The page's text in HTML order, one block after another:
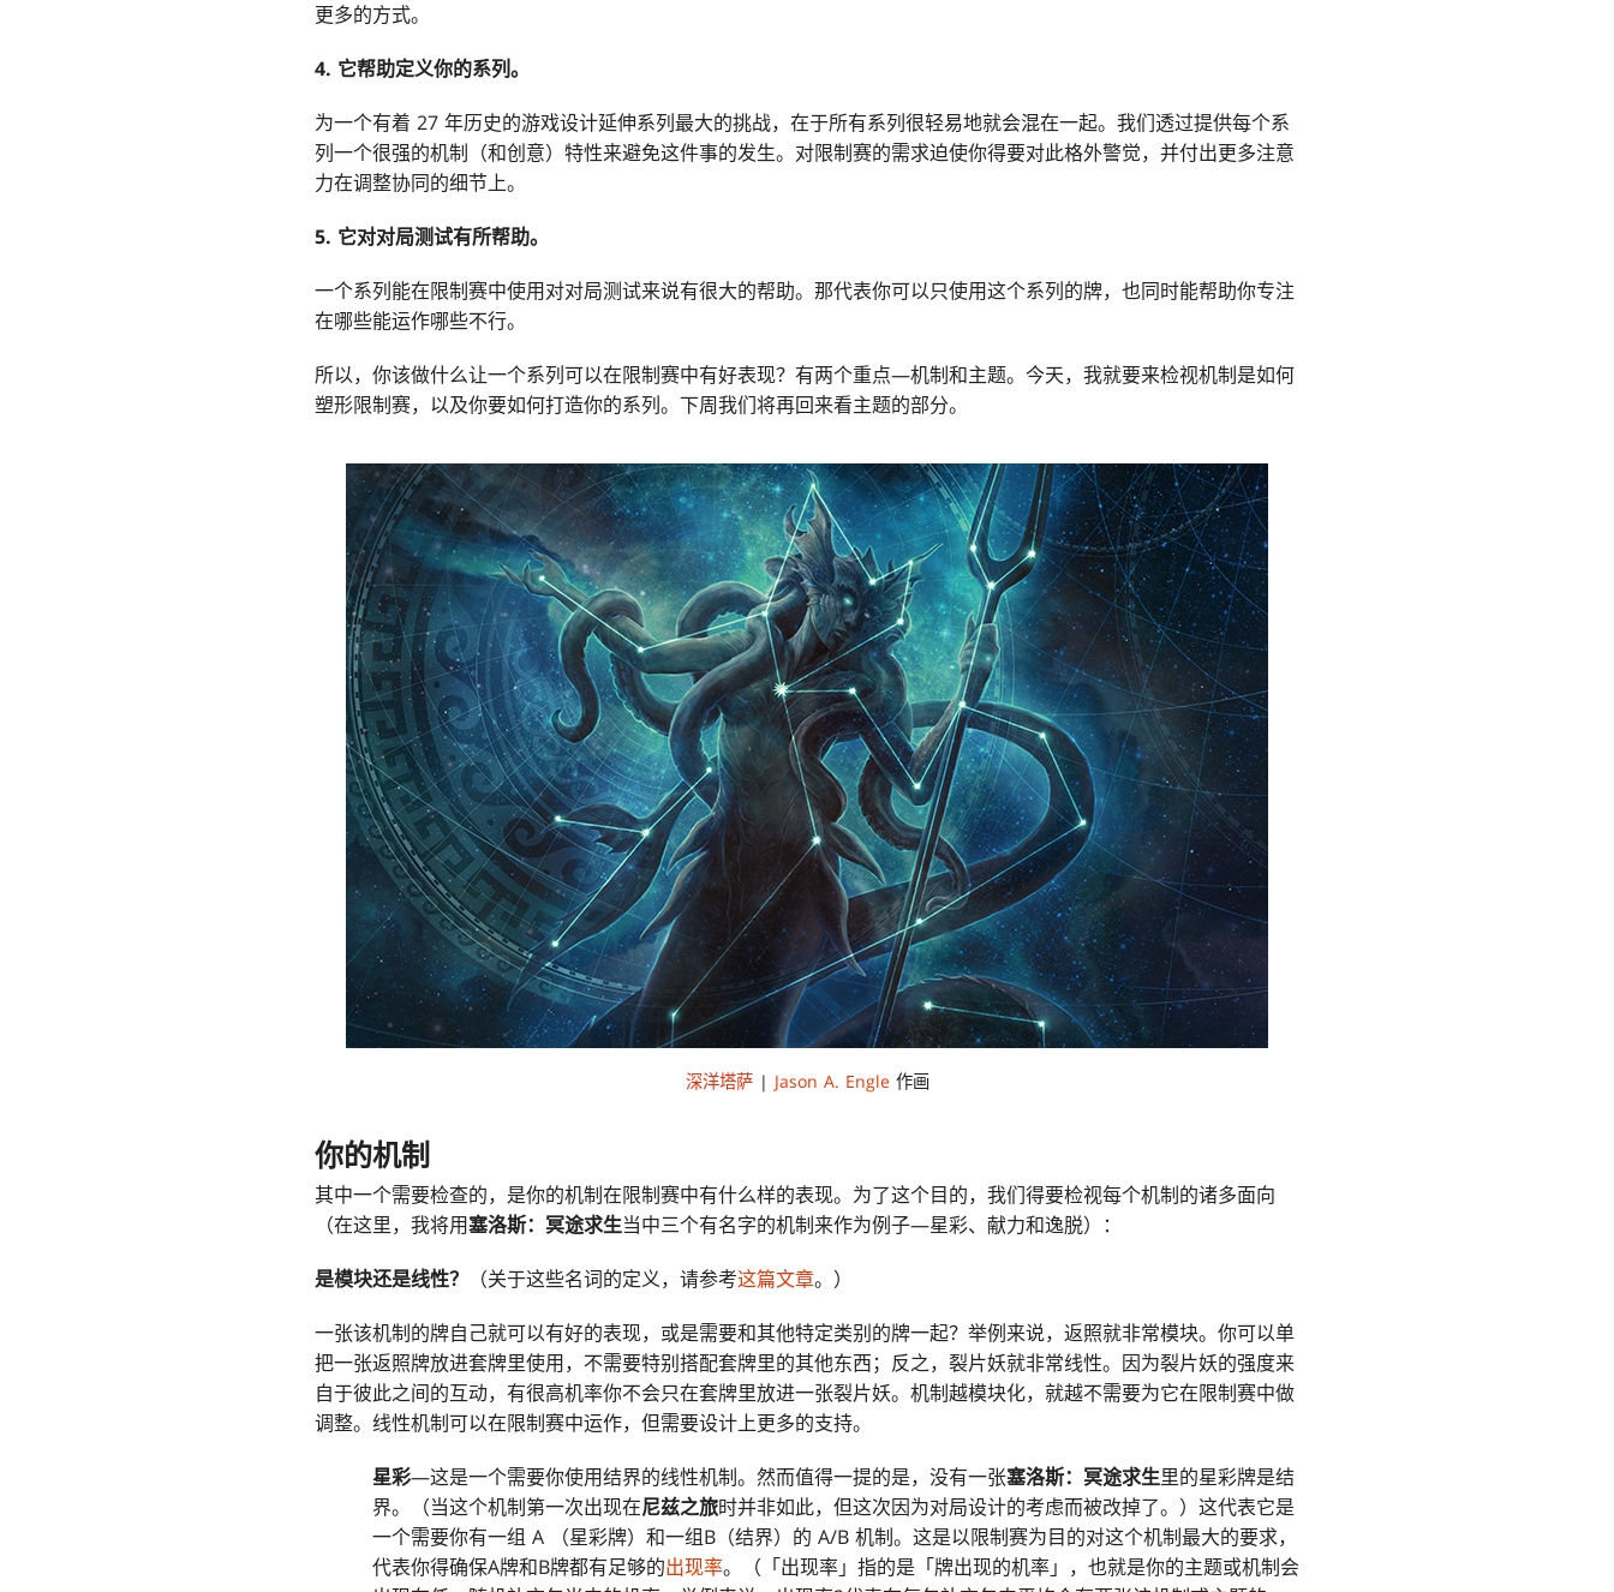
更多的方式。
4. 它帮助定义你的系列。
为一个有着 27 年历史的游戏设计延伸系列最大的挑战，在于所有系列很轻易地就会混在一起。我们透过提供每个系
列一个很强的机制（和创意）特性来避免这件事的发生。对限制赛的需求迫使你得要对此格外警觉，并付出更多注意
力在调整协同的细节上。
5. 它对对局测试有所帮助。
一个系列能在限制赛中使用对对局测试来说有很大的帮助。那代表你可以只使用这个系列的牌，也同时能帮助你专注
在哪些能运作哪些不行。
所以，你该做什么让一个系列可以在限制赛中有好表现？有两个重点—机制和主题。今天，我就要来检视机制是如何
塑形限制赛，以及你要如何打造你的系列。下周我们将再回来看主题的部分。
深洋塔萨| Jason A. Engle 作画
你的机制
其中一个需要检查的，是你的机制在限制赛中有什么样的表现。为了这个目的，我们得要检视每个机制的诸多面向
（在这里，我将用塞洛斯：冥途求生当中三个有名字的机制来作为例子—星彩、献力和逸脱）：
是模块还是线性？ （关于这些名词的定义，请参考这篇文章。）
一张该机制的牌自己就可以有好的表现，或是需要和其他特定类别的牌一起？举例来说，返照就非常模块。你可以单
把一张返照牌放进套牌里使用，不需要特别搭配套牌里的其他东西；反之，裂片妖就非常线性。因为裂片妖的强度来
自于彼此之间的互动，有很高机率你不会只在套牌里放进一张裂片妖。机制越模块化，就越不需要为它在限制赛中做
调整。线性机制可以在限制赛中运作，但需要设计上更多的支持。
星彩—这是一个需要你使用结界的线性机制。然而值得一提的是，没有一张塞洛斯：冥途求生里的星彩牌是结
界。（当这个机制第一次出现在尼兹之旅时并非如此，但这次因为对局设计的考虑而被改掉了。）这代表它是
一个需要你有一组 A （星彩牌）和一组B（结界）的 A/B 机制。这是以限制赛为目的对这个机制最大的要求，
代表你得确保A牌和B牌都有足够的出现率。（「出现率」指的是「牌出现的机率」，也就是你的主题或机制会